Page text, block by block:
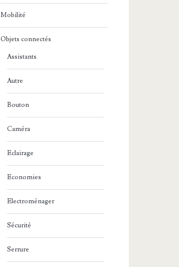
Mobilité
Objets connectés
Assistants
Autre
Bouton
Caméra
Eclairage
Economies
Electroménager
Sécurité
Serrure